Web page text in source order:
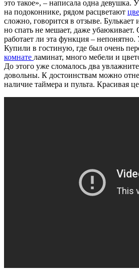
это такое», – написала одна девушка.
на подоконнике, рядом расцветают
сложно, говорится в отзыве. Булькает
но спать не мешает, даже убаюкивает.
работает ли эта функция –
Купили в гостиную, где был очень
комнате ламинат, много мебели и
До этого уже сломалось два
довольны. К достоинствам можно
наличие таймера и пульта. Красивая